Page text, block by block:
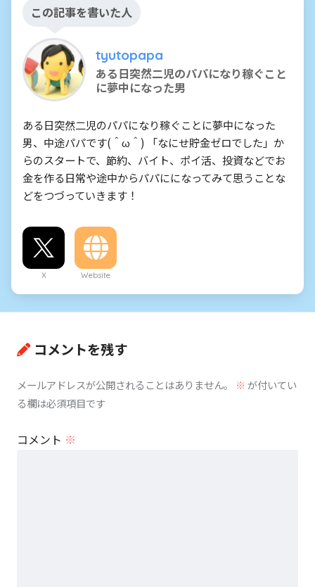
この記事を書いた人
tyutopapa
ある日突然二児のパパになり稼ぐこと
に夢中になった男
ある日突然二児のパパになり稼ぐことに夢中になった
男、中途パパです(＾ω＾) 「なにせ貯金ゼロでした」か
らのスタートで、節約、バイト、ポイ活、投資などでお
金を作る日常や途中からパパにになってみて思うことな
どをつづっていきます！
X Website
コメントを残す
メールアドレスが公開されることはありません。 ※が付いてい
る欄は必須項目です
コメント ※